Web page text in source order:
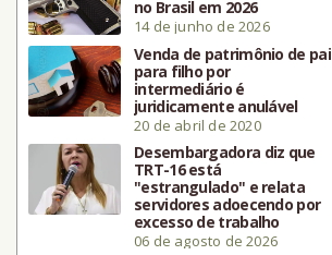
no Brasil em 2026
14 de junho de 2026
Venda de patrimônio de pai
para filho por
intermediário é
juridicamente anulável
20 de abril de 2020
Desembargadora diz que
TRT-16 está
"estrangulado" e relata
servidores adoecendo por
excesso de trabalho
06 de agosto de 2026